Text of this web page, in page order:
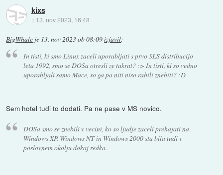
kixs
:: 13. nov 2023, 16:48
BigWhale je 13. nov 2023 ob 08:09izjavil:
In tisti, ki smo Linux zaceli uporabljati s prvo SLS distribucijo
leta 1992, smo se DOSa otresli ze takrat? :> In tisti, ki so vedno
uporabljali samo Mace, so ga pa niti niso rabili znebiti? :D
Sem hotel tudi to dodati. Pa ne pase v MS novico.
DOSa smo se znebili v vecini, ko so ljudje zaceli prehajati na
Windows XP. Windows NT in Windows 2000 sta bila tudi v
poslovnem okolju dokaj redka.